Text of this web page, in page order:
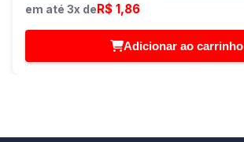
em até 3x deR$ 1,86
Adicionar ao carrinho